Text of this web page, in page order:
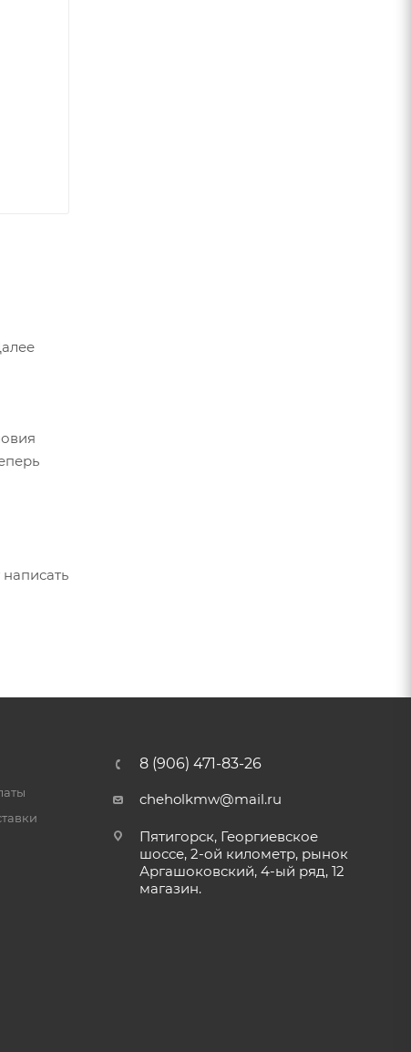
8 (906) 471-83-26
cheholkmw@mail.ru
Пятигорск, Георгиевское
шоссе, 2-ой километр, рынок
Аргашоковский, 4-ый ряд, 12
магазин.